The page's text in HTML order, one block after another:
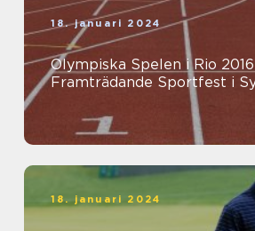
18. januari 2024
Olympiska Spelen i Rio
Framträdande Sportfest i
18. januari 2024